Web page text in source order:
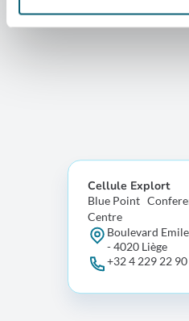
Cellule Explort
Blue Point
Centre
Boulevard
- 4020 Liège
+32 4 229 22 90